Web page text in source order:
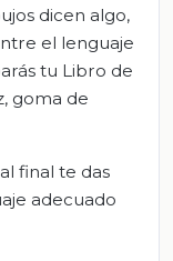
dicen algo,
el lenguaje
tu Libro de
goma de
final te das
adecuado